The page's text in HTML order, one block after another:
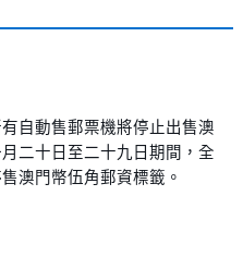
自動售郵票機將停止出售澳
二十日至二十九日期間，全
澳門幣伍角郵資標籤。